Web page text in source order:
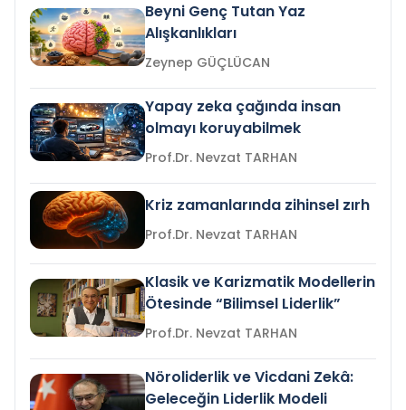
Beyni Genç Tutan Yaz
Alışkanlıkları
Zeynep GÜÇLÜCAN
Yapay zeka çağında insan
olmayı koruyabilmek
Prof.Dr. Nevzat TARHAN
Kriz zamanlarında zihinsel zırh
Prof.Dr. Nevzat TARHAN
Klasik ve Karizmatik Modellerin
Ötesinde “Bilimsel Liderlik”
Prof.Dr. Nevzat TARHAN
Nöroliderlik ve Vicdani Zekâ:
Geleceğin Liderlik Modeli